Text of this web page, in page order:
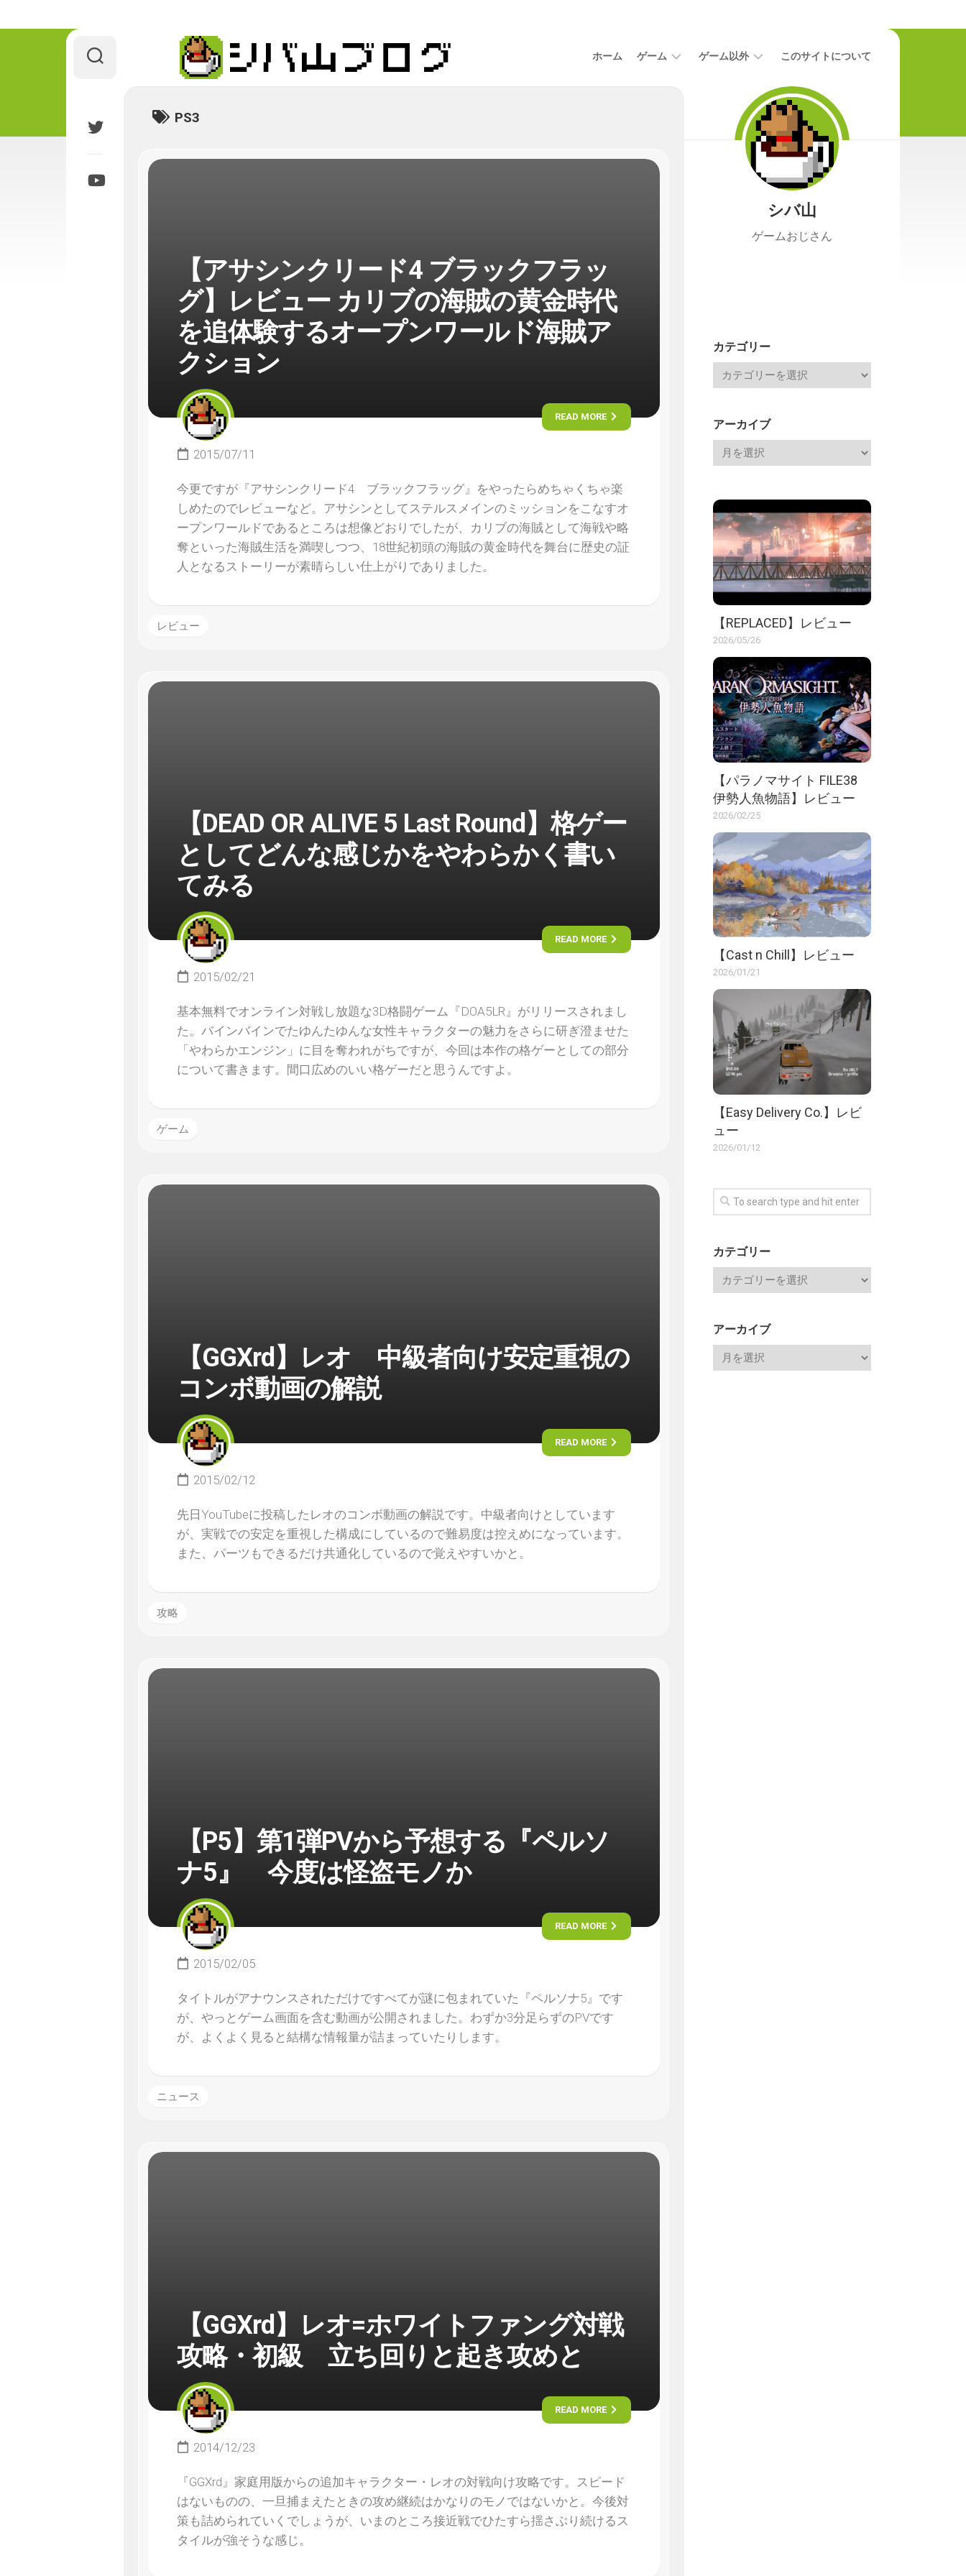
ホーム ゲーム
攻
ゲーム以外 このサイトについて
PS3
【アサシンクリード4 ブラックフラッ
グ】レビュー カリブの海賊の黄金時代
を追体験するオープンワールド海賊ア
クション
READ MORE
2015/07/11
今更ですが『アサシンクリード4 ブラックフラッグ』をやったらめちゃくちゃ楽
しめたのでレビューなど。アサシンとしてステルスメインのミッションをこなすオ
ープンワールドであるところは想像どおりでしたが、カリブの海賊として海戦や略
奪といった海賊生活を満喫しつつ、18世紀初頭の海賊の黄金時代を舞台に歴史の証
人となるストーリーが素晴らしい仕上がりでありました。
レビュー
【DEAD OR ALIVE 5 Last Round】格ゲー
としてどんな感じかをやわらかく書い
てみる
READ MORE
2015/02/21
基本無料でオンライン対戦し放題な3D格闘ゲーム『DOA5LR』がリリースされまし
た。バインバインでたゆんたゆんな女性キャラクターの魅力をさらに研ぎ澄ませた
「やわらかエンジン」に目を奪われがちですが、今回は本作の格ゲーとしての部分
について書きます。間口広めのいい格ゲーだと思うんですよ。
ゲーム
【GGXrd】レオ 中級者向け安定重視の
コンボ動画の解説
READ MORE
2015/02/12
先日YouTubeに投稿したレオのコンボ動画の解説です。中級者向けとしています
が、実戦での安定を重視した構成にしているので難易度は控えめになっています。
また、パーツもできるだけ共通化しているので覚えやすいかと。
攻略
【P5】第1弾PVから予想する『ペルソ
ナ5』 今度は怪盗モノか
READ MORE
2015/02/05
タイトルがアナウンスされただけですべてが謎に包まれていた『ペルソナ5』です
が、やっとゲーム画面を含む動画が公開されました。わずか3分足らずのPVです
が、よくよく見ると結構な情報量が詰まっていたりします。
ニュース
【GGXrd】レオ=ホワイトファング対戦
攻略・初級 立ち回りと起き攻めと
READ MORE
2014/12/23
『GGXrd』家庭用版からの追加キャラクター・レオの対戦向け攻略です。スピード
はないものの、一旦捕まえたときの攻め継続はかなりのモノではないかと。今後対
策も詰められていくでしょうが、いまのところ接近戦でひたすら揺さぶり続けるス
タイルが強そうな感じ。
シバ山
ゲームおじさん
カテゴリー
アーカイブ
【REPLACED】レビュー
2026/05/26
【パラノマサイト FILE38
伊勢人魚物語】レビュー
2026/02/25
【Cast n Chill】レビュー
2026/01/21
【Easy Delivery Co.】レビ
ュー
2026/01/12
カテゴリー
アーカイブ